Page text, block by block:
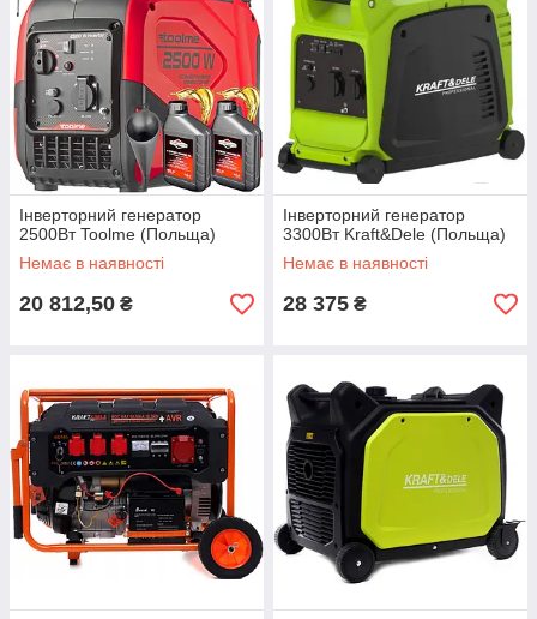
Інверторний генератор
2500Вт Toolme (Польща)
Немає в наявності
20 812,50 ₴
Інверторний генератор
3300Вт Kraft&Dele (Польща)
Немає в наявності
28 375 ₴